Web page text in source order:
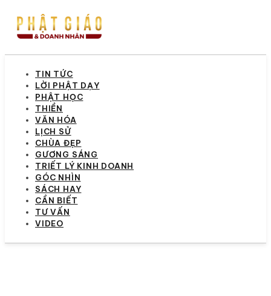
TIN TỨC
LỜI PHẬT DẠY
PHẬT HỌC
THIỀN
VĂN HÓA
LỊCH SỬ
CHÙA ĐẸP
GƯƠNG SÁNG
TRIẾT LÝ KINH DOANH
GÓC NHÌN
SÁCH HAY
CẦN BIẾT
TƯ VẤN
VIDEO